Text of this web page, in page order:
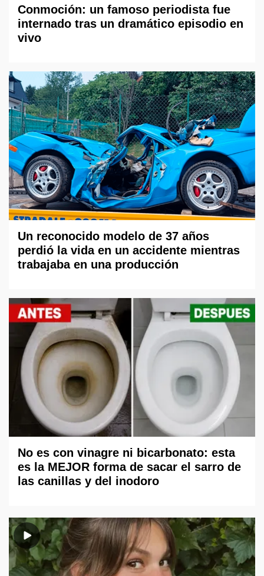
Conmoción: un famoso periodista fue
internado tras un dramático episodio en
vivo
Un reconocido modelo de 37 años
perdió la vida en un accidente mientras
trabajaba en una producción
No es con vinagre ni bicarbonato: esta
es la MEJOR forma de sacar el sarro de
las canillas y del inodoro